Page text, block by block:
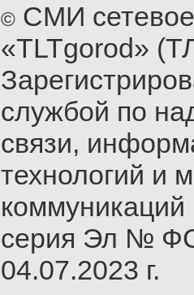
© СМИ
«TLTgorod»
службой по
связи,
технологий и
серия Эл №
04.07.2023 г.